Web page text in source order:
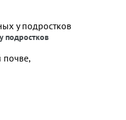
подростков